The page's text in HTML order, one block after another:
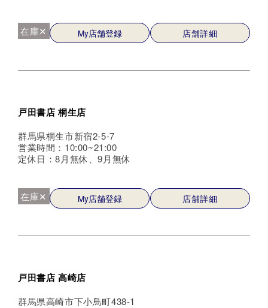
在庫✕ My店舗登録 店舗詳細
戸田書店 桐生店
群馬県桐生市新宿2-5-7
営業時間：10:00~21:00
定休日：8月無休、9月無休
在庫✕ My店舗登録 店舗詳細
戸田書店 高崎店
群馬県高崎市下小鳥町438-1